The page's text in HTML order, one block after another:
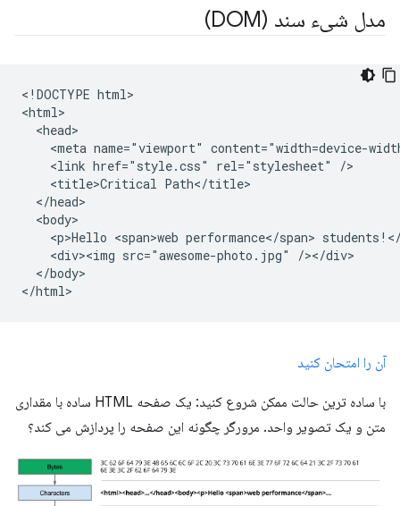
مدل شیء سند (DOM)
<!DOCTYPE html>
<html>
  <head>
<meta name="viewport" content="width=device-
    <link href="style.css" rel="stylesheet" />
    <title>Critical Path</title>
  </head>
  <body>
<p>Hello <span>web performance</span>
    <div><img src="awesome-photo.jpg" /></div>
  </body>
آن را امتحان کنید
با ساده ترین حالت ممکن شروع کنید: یک صفحه HTML ساده با مقداری
متن و یک تصویر واحد. مرورگر چگونه این صفحه را پردازش می کند؟